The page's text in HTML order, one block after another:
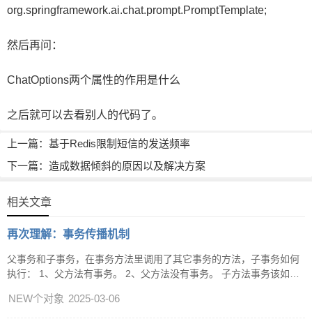
org.springframework.ai.chat.prompt.PromptTemplate;
然后再问：
ChatOptions两个属性的作用是什么
之后就可以去看别人的代码了。
上一篇： 基于Redis限制短信的发送频率
下一篇： 造成数据倾斜的原因以及解决方案
相关文章
再次理解：事务传播机制
父事务和子事务，在事务方法里调用了其它事务的方法，子事务如何
执行： 1、父方法有事务。 2、父方法没有事务。 子方法事务该如何
NEW个对象 2025-03-06